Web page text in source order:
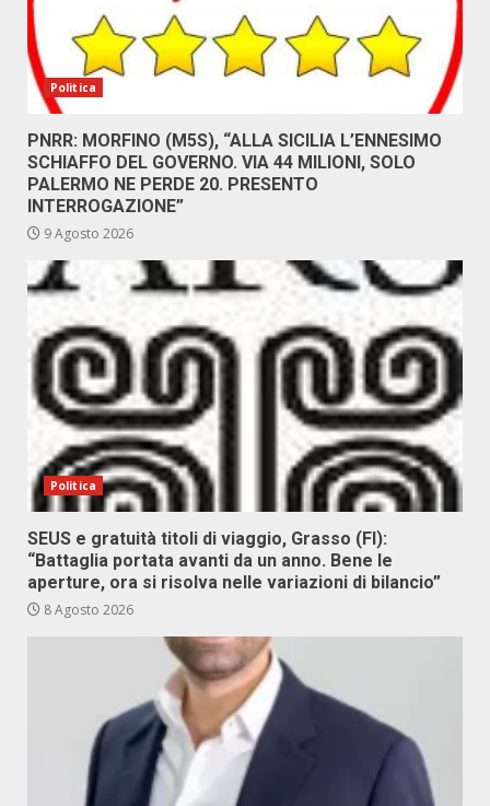
Politica
PNRR: MORFINO (M5S), “ALLA SICILIA L’ENNESIMO
SCHIAFFO DEL GOVERNO. VIA 44 MILIONI, SOLO
PALERMO NE PERDE 20. PRESENTO
INTERROGAZIONE”
9 Agosto 2026
Politica
SEUS e gratuità titoli di viaggio, Grasso (FI):
“Battaglia portata avanti da un anno. Bene le
aperture, ora si risolva nelle variazioni di bilancio”
8 Agosto 2026